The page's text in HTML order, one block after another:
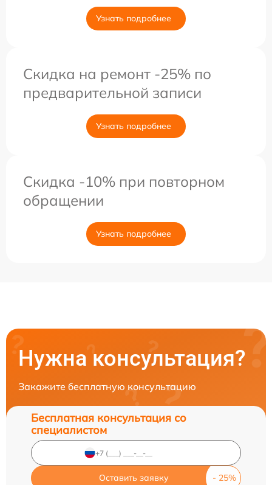
Узнать подробнее
Скидка на ремонт -25% по
предварительной записи
Узнать подробнее
Скидка -10% при повторном
обращении
Узнать подробнее
Нужна консультация?
Закажите бесплатную консультацию
Бесплатная консультация со
специалистом
Оставить заявку